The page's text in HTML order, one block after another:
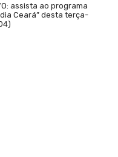
assista ao programa
Ceará” desta terça-